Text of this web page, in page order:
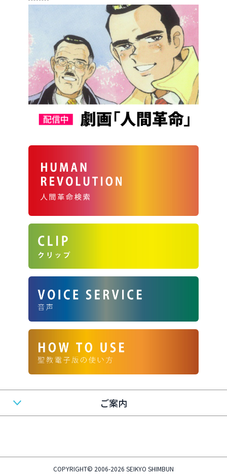
ご案内
COPYRIGHT© 2006-2026 SEIKYO SHIMBUN